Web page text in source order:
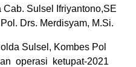
Sulsel Ifriyantono,SE
Drs. Merdisyam, M.Si.
Sulsel, Kombes Pol
operasi ketupat-2021